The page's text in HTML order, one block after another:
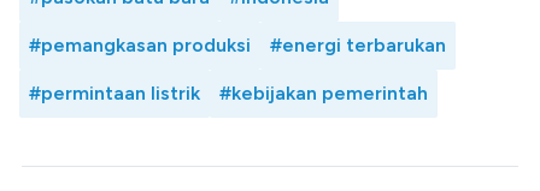
#pemangkasan produksi #energi terbarukan
#permintaan listrik #kebijakan pemerintah